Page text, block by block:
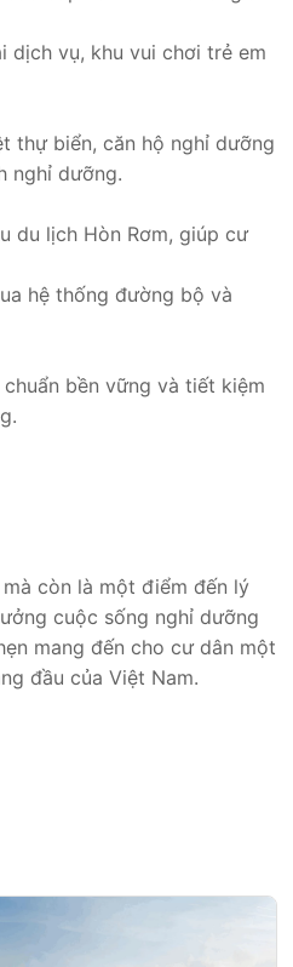
dịch vụ, khu vui chơi trẻ em
thự biển, căn hộ nghỉ dưỡng
nghỉ dưỡng.
du lịch Hòn Rơm, giúp cư
hệ thống đường bộ và
bền vững và tiết kiệm
còn là một điểm đến lý
cuộc sống nghỉ dưỡng
mang đến cho cư dân một
đầu của Việt Nam.